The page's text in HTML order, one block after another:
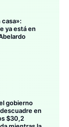
ya está en
gobierno
en
$30,2